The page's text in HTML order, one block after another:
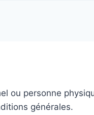
ou personne
générales.